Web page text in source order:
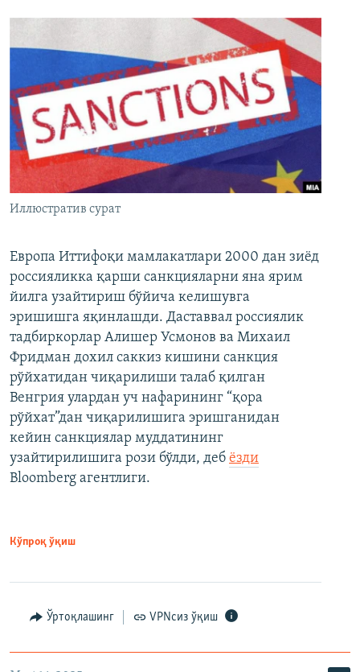
Иллюстратив сурат
Европа Иттифоқи мамлакатлари 2000 дан зиёд
россияликка қарши санкцияларни яна ярим
йилга узайтириш бўйича келишувга
эришишга яқинлашди. Даставвал россиялик
тадбиркорлар Алишер Усмонов ва Михаил
Фридман дохил саккиз кишини санкция
рўйхатидан чиқарилиши талаб қилган
Венгрия улардан уч нафарининг “қора
рўйхат”дан чиқарилишига эришганидан
кейин санкциялар муддатининг
узайтирилишига рози бўлди, деб ёзди
Bloomberg агентлиги.
Кўпроқ ўқиш
Ўртоқлашинг VPNсиз ўқиш